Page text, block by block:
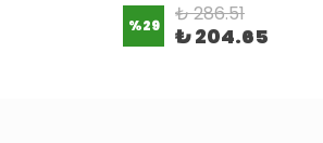
%29 ₺ 286.51
₺ 204.65